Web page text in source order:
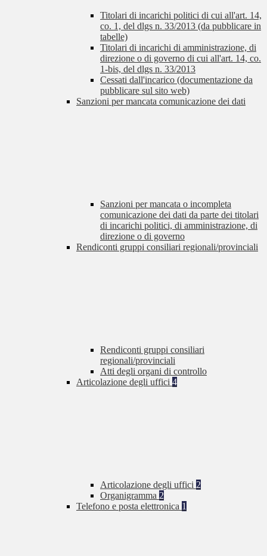
Titolari di incarichi politici di cui all'art. 14,
co. 1, del dlgs n. 33/2013 (da pubblicare in
tabelle)
Titolari di incarichi di amministrazione, di
direzione o di governo di cui all'art. 14, co.
1-bis, del dlgs n. 33/2013
Cessati dall'incarico (documentazione da
pubblicare sul sito web)
Sanzioni per mancata comunicazione dei dati
Sanzioni per mancata o incompleta
comunicazione dei dati da parte dei titolari
di incarichi politici, di amministrazione, di
direzione o di governo
Rendiconti gruppi consiliari regionali/provinciali
Rendiconti gruppi consiliari
regionali/provinciali
Atti degli organi di controllo
Articolazione degli uffici 4
Articolazione degli uffici 2
Organigramma 2
Telefono e posta elettronica 1